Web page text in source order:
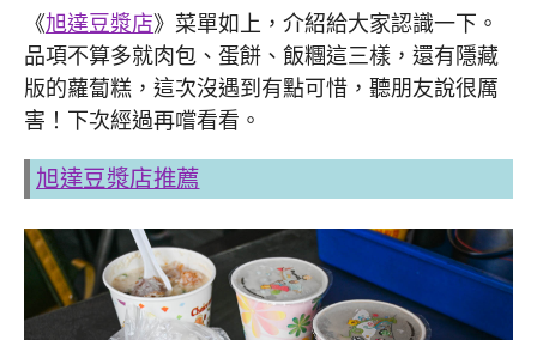
《旭達豆漿店》菜單如上，介紹給大家認識一下。
品項不算多就肉包、蛋餅、飯糰這三樣，還有隱藏
版的蘿蔔糕，這次沒遇到有點可惜，聽朋友說很厲
害！下次經過再嚐看看。
旭達豆漿店推薦